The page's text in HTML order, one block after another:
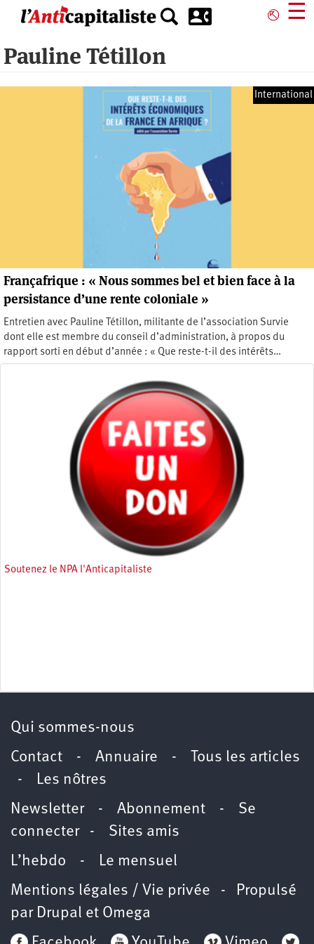
principal
⎋ ☰
Pauline Tétillon
International
Françafrique : « Nous sommes bel et bien face à la
persistance d’une rente coloniale »
Entretien avec Pauline Tétillon, militante de l’association Survie
dont elle est membre du conseil d’administration, à propos du
rapport sorti en début d’année : « Que reste-t-il des intérêts…
Soutenez le NPA l'Anticapitaliste
Qui sommes-nous
Contact - Annuaire -
Tous les articles
- Les nôtres
Newsletter- Abonnement - Se
connecter- Sites amis
L’hebdo - Le mensuel
Mentions légales / Vie privée - Propulsé
par Drupal et Omega